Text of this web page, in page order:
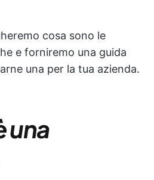
cosa sono le
e forniremo una guida
una per la tua azienda.
una